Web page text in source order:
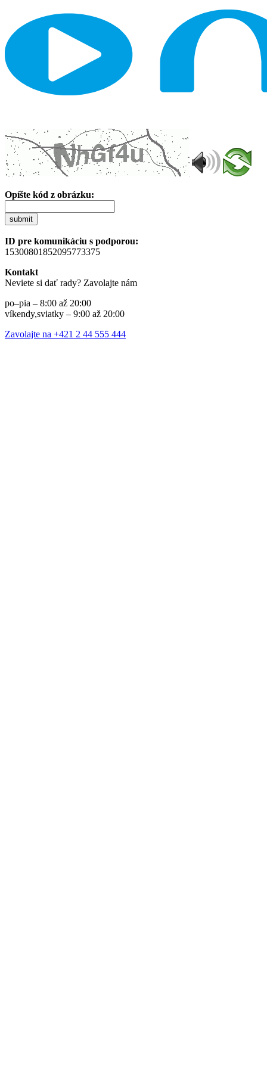
Opíšte kód z obrázku:
submit
ID pre komunikáciu s podporou:
15300801852095773375
Kontakt
Neviete si dať rady? Zavolajte nám
po–pia – 8:00 až 20:00
víkendy,sviatky – 9:00 až 20:00
Zavolajte na +421 2 44 555 444